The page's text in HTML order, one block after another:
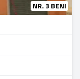
NR. 3 BENI